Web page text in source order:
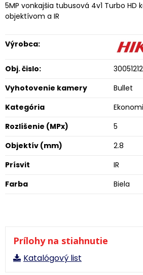
5MP vonkajšia tubusová 4v1 Turbo HD
objektívom a IR
Výrobca:
Obj. čislo:
Vyhotovenie kamery
Bullet
Kategória
Rozlíšenie (MPx)
5
Objektív (mm)
2.8
Prísvit
IR
Farba
Biela
Prílohy na stiahnutie
Katalógový list